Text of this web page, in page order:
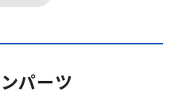
パーツ